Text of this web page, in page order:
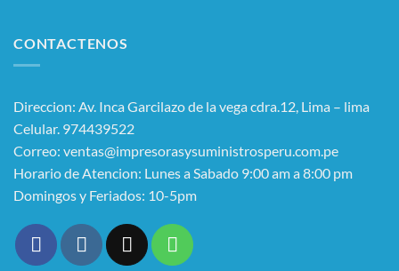
CONTACTENOS
Direccion: Av. Inca Garcilazo de la vega cdra.12, Lima – lima
Celular. 974439522
Correo: ventas@impresorasysuministrosperu.com.pe
Horario de Atencion: Lunes a Sabado 9:00 am a 8:00 pm
Domingos y Feriados: 10-5pm